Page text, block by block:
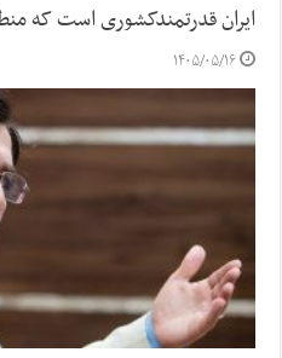
ایران قدرتمندکشوری است که
۱۴۰۵/۰۵/۱۶